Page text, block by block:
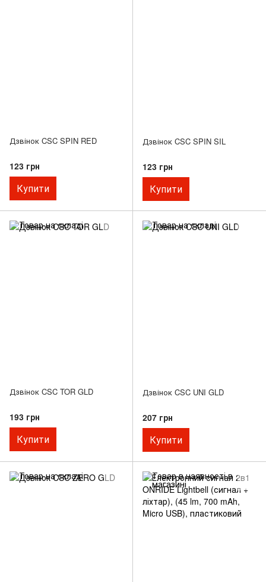
Дзвінок CSC SPIN RED
123 грн
Купити
Дзвінок CSC SPIN SIL
123 грн
Купити
Дзвінок CSC TOR GLD
193 грн
Купити
Дзвінок CSC UNI GLD
207 грн
Купити